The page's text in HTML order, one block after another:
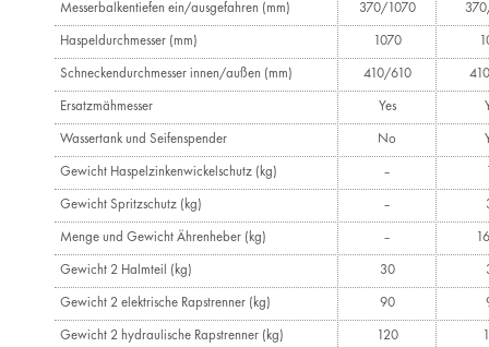
Messerbalkentiefen ein/ausgefahren (mm) 370/1070
Haspeldurchmesser (mm) 1070
Schneckendurchmesser innen/außen (mm) 410/610
Ersatzmähmesser Yes
Wassertank und Seifenspender No
Gewicht Haspelzinkenwickelschutz (kg) –
Gewicht Spritzschutz (kg) –
Menge und Gewicht Ährenheber (kg) –
Gewicht 2 Halmteil (kg) 30
Gewicht 2 elektrische Rapstrenner (kg) 90
Gewicht 2 hydraulische Rapstrenner (kg) 120